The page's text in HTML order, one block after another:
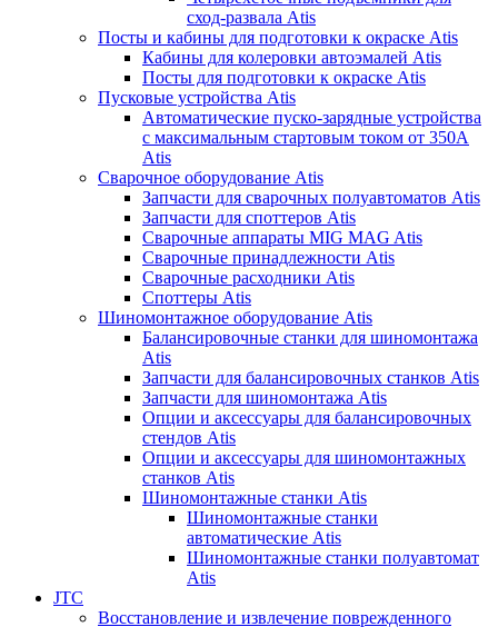
сход-развала Atis
Посты и кабины для подготовки к окраске Atis
Кабины для колеровки автоэмалей Atis
Посты для подготовки к окраске Atis
Пусковые устройства Atis
Автоматические пуско-зарядные устройства
с максимальным стартовым током от 350А
Atis
Сварочное оборудование Atis
Запчасти для сварочных полуавтоматов Atis
Запчасти для споттеров Atis
Сварочные аппараты MIG MAG Atis
Сварочные принадлежности Atis
Сварочные расходники Atis
Споттеры Atis
Шиномонтажное оборудование Atis
Балансировочные станки для шиномонтажа
Atis
Запчасти для балансировочных станков Atis
Запчасти для шиномонтажа Atis
Опции и аксессуары для балансировочных
стендов Atis
Опции и аксессуары для шиномонтажных
станков Atis
Шиномонтажные станки Atis
Шиномонтажные станки
автоматические Atis
Шиномонтажные станки полуавтомат
Atis
JTC
Восстановление и извлечение поврежденного